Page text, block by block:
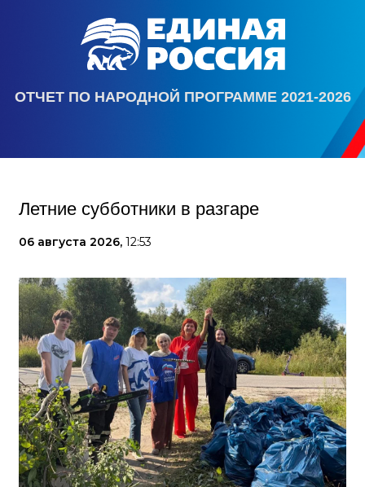
ОТЧЕТ ПО НАРОДНОЙ ПРОГРАММЕ 2021-2026
Летние субботники в разгаре
06 августа 2026, 12:53